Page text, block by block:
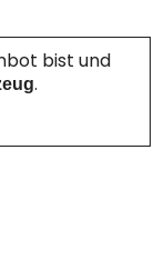
bist und
.